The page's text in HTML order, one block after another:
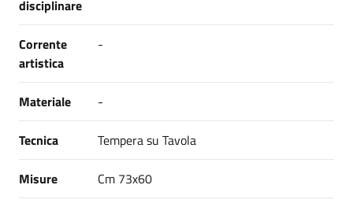
disciplinare
Corrente
artistica
-
Materiale -
Tecnica Tempera su Tavola
Misure Cm 73x60